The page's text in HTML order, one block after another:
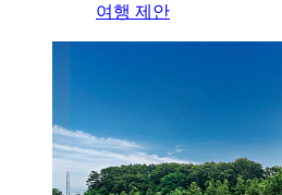
여행 제안